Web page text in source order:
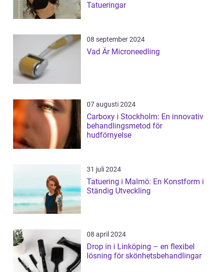
Tatueringar
08 september 2024
Vad Är Microneedling
07 augusti 2024
Carboxy i Stockholm: En innovativ
behandlingsmetod för
hudförnyelse
31 juli 2024
Tatuering i Malmö: En Konstform i
Ständig Utveckling
08 april 2024
Drop in i Linköping – en flexibel
lösning för skönhetsbehandlingar